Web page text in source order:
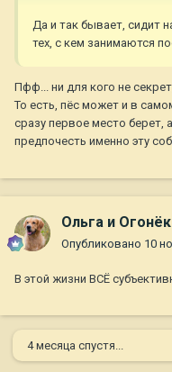
Да и так бывает, сидит
тех, с кем занимаются
Пфф... ни для кого не
То есть, пёс может и в
сразу первое место берет,
предпочесть именно эту
Ольга и Огонёк
Опубликовано 10
В этой жизни ВСЁ
4 месяца спустя...